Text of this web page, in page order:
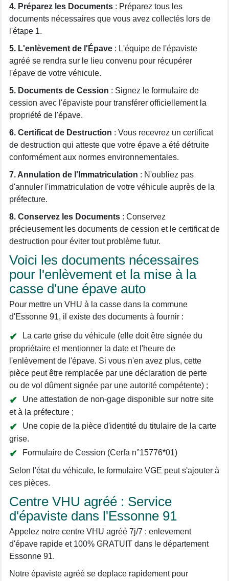
4. Préparez les Documents : Préparez tous les
documents nécessaires que vous avez collectés lors de
l'étape 1.
5. L'enlèvement de l'Épave : L'équipe de l'épaviste
agréé se rendra sur le lieu convenu pour récupérer
l'épave de votre véhicule.
5. Documents de Cession : Signez le formulaire de
cession avec l'épaviste pour transférer officiellement la
propriété de l'épave.
6. Certificat de Destruction : Vous recevrez un certificat
de destruction qui atteste que votre épave a été détruite
conformément aux normes environnementales.
7. Annulation de l'Immatriculation : N'oubliez pas
d'annuler l'immatriculation de votre véhicule auprès de la
préfecture.
8. Conservez les Documents : Conservez
précieusement les documents de cession et le certificat de
destruction pour éviter tout problème futur.
Voici les documents nécessaires
pour l'enlèvement et la mise à la
casse d'une épave auto
Pour mettre un VHU à la casse dans la commune
d'Essonne 91, il existe des documents à fournir :
La carte grise du véhicule (elle doit être signée du
propriétaire et mentionner la date et l'heure de
l'enlèvement de l'épave. Si vous n'en avez plus, cette
pièce peut être remplacée par une déclaration de perte
ou de vol dûment signée par une autorité compétente) ;
Une attestation de non-gage disponible sur notre site
et à la préfecture ;
Une copie de la pièce d'identité du titulaire de la carte
grise.
Formulaire de Cession (Cerfa n°15776*01)
Selon l'état du véhicule, le formulaire VGE peut s'ajouter à
ces pièces.
Centre VHU agréé : Service
d'épaviste dans l'Essonne 91
Appelez notre centre VHU agréé 7j/7 : enlevement
d'épave rapide et 100% GRATUIT dans le département
Essonne 91.
Notre épaviste agréé se deplace rapidement pour